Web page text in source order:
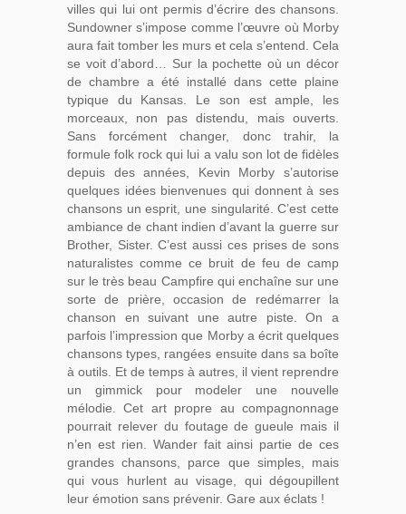
villes qui lui ont permis d’écrire des chansons.
Sundowner s’impose comme l’œuvre où Morby
aura fait tomber les murs et cela s’entend. Cela
se voit d’abord… Sur la pochette où un décor
de chambre a été installé dans cette plaine
typique du Kansas. Le son est ample, les
morceaux, non pas distendu, mais ouverts.
Sans forcément changer, donc trahir, la
formule folk rock qui lui a valu son lot de fidèles
depuis des années, Kevin Morby s’autorise
quelques idées bienvenues qui donnent à ses
chansons un esprit, une singularité. C’est cette
ambiance de chant indien d’avant la guerre sur
Brother, Sister. C’est aussi ces prises de sons
naturalistes comme ce bruit de feu de camp
sur le très beau Campfire qui enchaîne sur une
sorte de prière, occasion de redémarrer la
chanson en suivant une autre piste. On a
parfois l’impression que Morby a écrit quelques
chansons types, rangées ensuite dans sa boîte
à outils. Et de temps à autres, il vient reprendre
un gimmick pour modeler une nouvelle
mélodie. Cet art propre au compagnonnage
pourrait relever du foutage de gueule mais il
n’en est rien. Wander fait ainsi partie de ces
grandes chansons, parce que simples, mais
qui vous hurlent au visage, qui dégoupillent
leur émotion sans prévenir. Gare aux éclats !